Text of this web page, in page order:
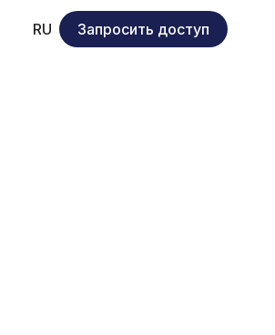
RU Запросить доступ